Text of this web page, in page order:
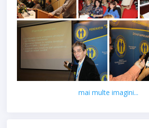
mai multe imagini...